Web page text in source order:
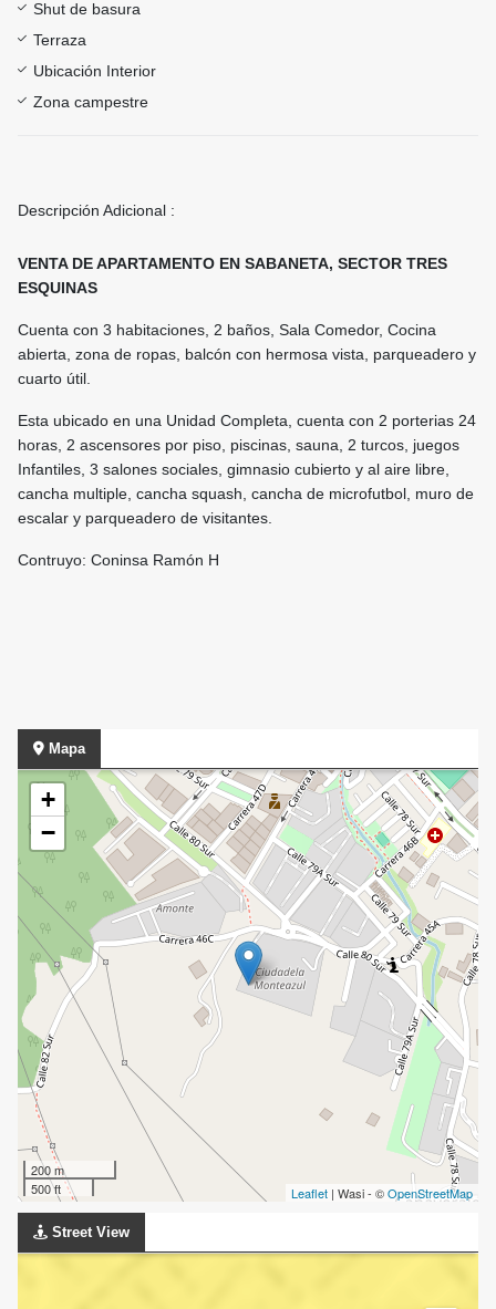
Shut de basura
Terraza
Ubicación Interior
Zona campestre
Descripción Adicional :
VENTA DE APARTAMENTO EN SABANETA, SECTOR TRES
ESQUINAS
Cuenta con 3 habitaciones, 2 baños, Sala Comedor, Cocina
abierta, zona de ropas, balcón con hermosa vista, parqueadero y
cuarto útil.
Esta ubicado en una Unidad Completa, cuenta con 2 porterias 24
horas, 2 ascensores por piso, piscinas, sauna, 2 turcos, juegos
Infantiles, 3 salones sociales, gimnasio cubierto y al aire libre,
cancha multiple, cancha squash, cancha de microfutbol, muro de
escalar y parqueadero de visitantes.
Contruyo: Coninsa Ramón H
Mapa
+
−
200 m
500 ft
Leaflet | Wasi - ©OpenStreetMap
Street View